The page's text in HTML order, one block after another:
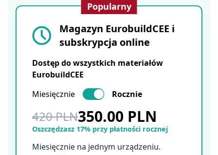
Popularny
Magazyn EurobuildCEE i
subskrypcja online
Dostęp do wszystkich materiałów
EurobuildCEE
Miesięcznie
Rocznie
420 PLN350.00 PLN
Oszczędzasz 17% przy płatności rocznej
Miesięcznie na jednym urządzeniu.